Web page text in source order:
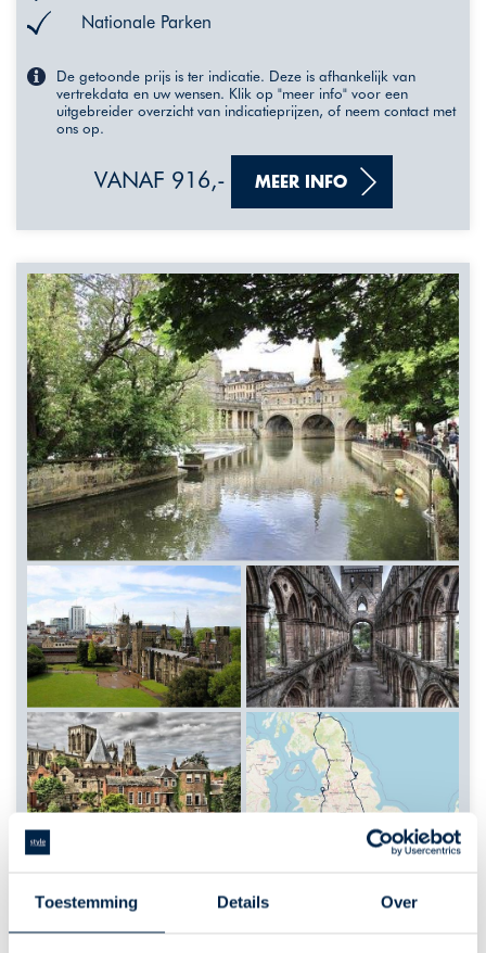
Toestemming Details Over
Nationale Parken
De getoonde prijs is ter indicatie. Deze is afhankelijk van
vertrekdata en uw wensen. Klik op "meer info" voor een
uitgebreider overzicht van indicatieprijzen, of neem contact met
ons op.
VANAF 916,- MEER INFO
Ontdek gastvrij Engeland (vanuit